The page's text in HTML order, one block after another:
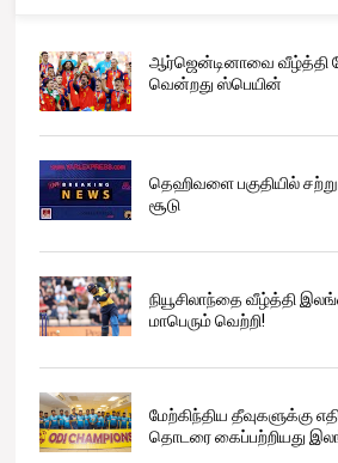
ஆர்ஜென்டினாவை வீழ்த்தி
வென்றது ஸ்பெயின்
தெஹிவளை பகுதியில்
சூடு
நியூசிலாந்தை வீழ்த்தி
மாபெரும் வெற்றி!
மேற்கிந்திய தீவுகளுக்கு
தொடரை கைப்பற்றியது